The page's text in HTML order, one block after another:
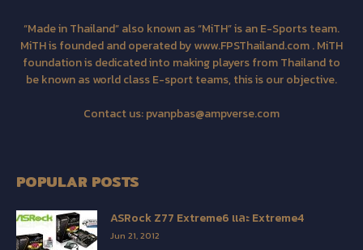
“Made in Thailand” also known as “MiTH” is an E-Sports team.
MiTH is founded and operated by www.FPSThailand.com . MiTH
foundation is dedicated into making players from Thailand to
be known as world class E-sport teams, this is our objective.
Contact us:pvanpbas@ampverse.com
POPULAR POSTS
ASRock Z77 Extreme6 และ Extreme4
Jun 21, 2012